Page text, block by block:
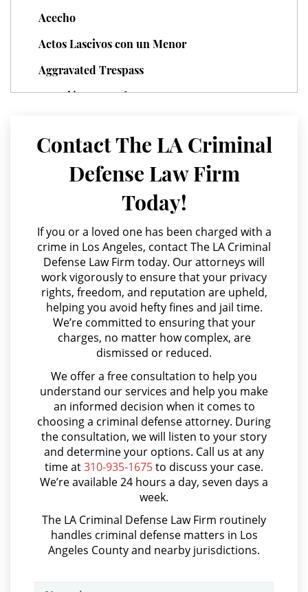
Juvenile Delinquency Court
Juvenile Informal Diversion
Juvenile Probation
Juvenile Three Strikes Law
Offenses Minors Can Be Tried As
Adults
Parental Rights in Juvenile Cases
Sealing Juvenile Records
Senate Bill 439
Sustained Juvenile Petitions
Transfer Hearing
Ward of the Court
Motorcycle Accident
Motorcycle Accident Involving
Uninsured Motorist
Acecho
Actos Lascivos con un Menor
Aggravated Trespass
Agresión Agravada
Agresión Doméstica
Agresión Sexual
Amenazas Criminales
Annoying or Molesting a Child Under 18
Anulando o Rechazando una Condena
Apropiación Indebida De Fondos Públicos
Arson
Asalto y Agresión
Asalto con Arma Mortal
Asalto Simple
Audiencia Administrativa del DMV
Audiencias de Transferencia
Aumento de Sentencia por Armas de Fuego
Aumento de Sentencia para Pandillas
Audiencias De Disposición
Audiencias De Detención
Contact The LA Criminal
Defense Law Firm
Today!
If you or a loved one has been charged with a
crime in Los Angeles, contact The LA Criminal
Defense Law Firm today. Our attorneys will
work vigorously to ensure that your privacy
rights, freedom, and reputation are upheld,
helping you avoid hefty fines and jail time.
We’re committed to ensuring that your
charges, no matter how complex, are
dismissed or reduced.
We offer a free consultation to help you
understand our services and help you make
an informed decision when it comes to
choosing a criminal defense attorney. During
the consultation, we will listen to your story
and determine your options. Call us at any
time at310-935-1675to discuss your case.
We’re available 24 hours a day, seven days a
week.
The LA Criminal Defense Law Firm routinely
handles criminal defense matters in Los
Angeles County and nearby jurisdictions.